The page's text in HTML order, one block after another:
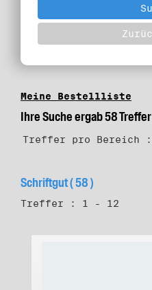
Meine Bestellliste
Ihre Suche ergab 58 Treffer
Treffer pro Bereich :
Schriftgut ( 58 )
Treffer : 1 - 12